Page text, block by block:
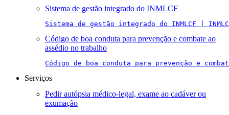
Sistema de gestão integrado do INMLCF
Sistema de gestão integrado do INMLCF |
Código de boa conduta para prevenção e combate ao
assédio no trabalho
Código de boa conduta para prevenção e
Serviços
Pedir autópsia médico-legal, exame ao cadáver ou
exumação